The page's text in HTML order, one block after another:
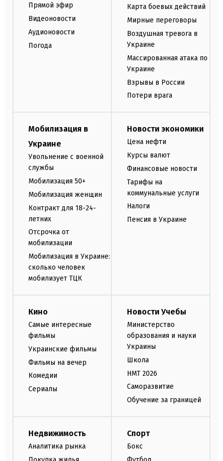
Прямой эфир
Видеоновости
Аудионовости
Погода
Карта боевых действий
Мирные переговоры
Воздушная тревога в
Украине
Массированная атака по
Украине
Взрывы в России
Потери врага
Мобилизация в
Украине
Увольнение с военной
службы
Мобилизация 50+
Мобилизация женщин
Контракт для 18-24-
летних
Отсрочка от
мобилизации
Мобилизация в Украине:
сколько человек
мобилизует ТЦК
Новости экономики
Цена нефти
Курсы валют
Финансовые новости
Тарифы на
коммунальные услуги
Налоги
Пенсия в Украине
Кино
Самые интересные
фильмы
Украинские фильмы
Фильмы на вечер
Комедии
Сериалы
Новости Учебы
Министерство
образования и науки
Украины
Школа
НМТ 2026
Саморазвитие
Обучение за границей
Недвижимость
Аналитика рынка
Спорт
Бокс